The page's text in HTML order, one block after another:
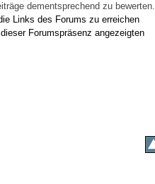
dementsprechend zu bewerten.
Links des Forums zu erreichen
Forumspräsenz angezeigten